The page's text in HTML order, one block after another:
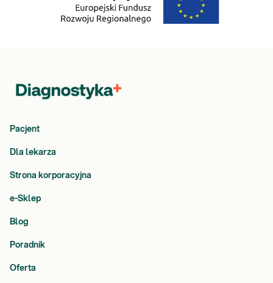
Pacjent
Dla lekarza
Strona korporacyjna
e-Sklep
Blog
Poradnik
Oferta